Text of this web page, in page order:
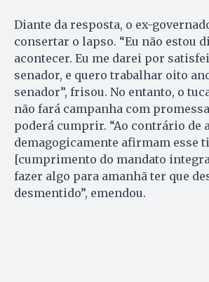
Diante da resposta, o ex-
consertar o lapso. “Eu não estou
acontecer. Eu me darei por
senador, e quero trabalhar oito
senador”, frisou. No entanto, o
não fará campanha com
poderá cumprir. “Ao contrário de
demagogicamente afirmam esse
[cumprimento do mandato
fazer algo para amanhã ter que
desmentido”, emendou.